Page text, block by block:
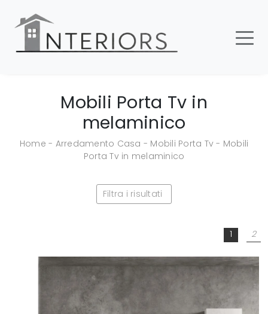
Mobili Porta Tv in
melaminico
Home - Arredamento Casa - Mobili Porta Tv - Mobili
Porta Tv in melaminico
Filtra i risultati
1 2